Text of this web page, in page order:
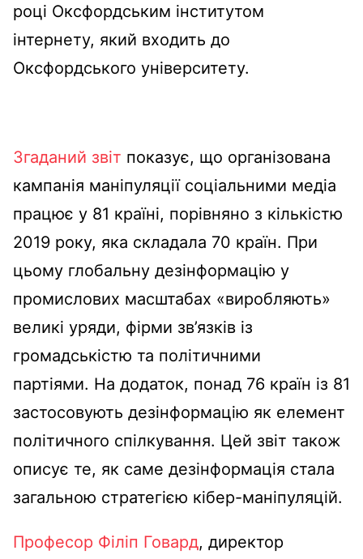
році Оксфордським інститутом
інтернету, який входить до
Оксфордського університету.
Згаданий звіт показує, що організована
кампанія маніпуляції соціальними медіа
працює у 81 країні, порівняно з кількістю
2019 року, яка складала 70 країн. При
цьому глобальну дезінформацію у
промислових масштабах «виробляють»
великі уряди, фірми зв’язків із
громадськістю та політичними
партіями. На додаток, понад 76 країн із 81
застосовують дезінформацію як елемент
політичного спілкування. Цей звіт також
описує те, як саме дезінформація стала
загальною стратегією кібер-маніпуляцій.
Професор Філіп Говард, директор